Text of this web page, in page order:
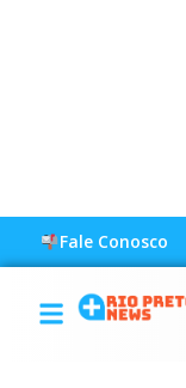
Fale Conosco